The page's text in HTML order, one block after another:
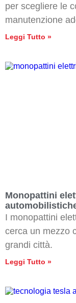
per scegliere le
manutenzione
Leggi Tutto »
Monopattini
I monopattini
cerca un mezzo
grandi città.
Leggi Tutto »